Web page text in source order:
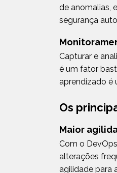
de anomalias,
segurança
Capturar e
é um fator
aprendizado é
Os
Maior
Com o
alterações
agilidade para